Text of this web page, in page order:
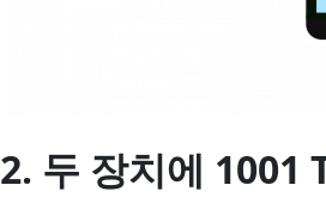
2. 두 장치에 1001